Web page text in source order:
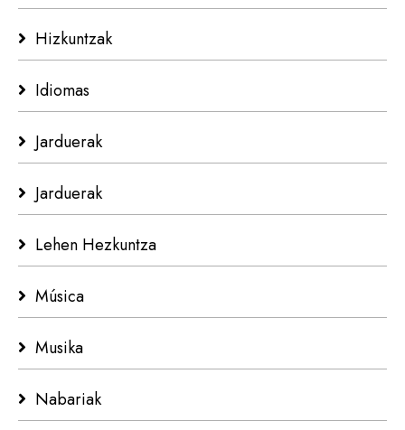
Hizkuntzak
Idiomas
Jarduerak
Jarduerak
Lehen Hezkuntza
Música
Musika
Nabariak